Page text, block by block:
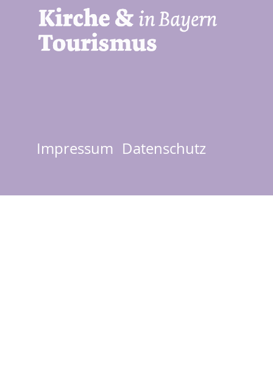
Footer
Impressum Datenschutz